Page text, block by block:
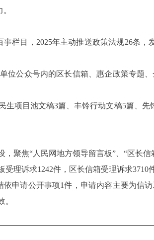
事栏目，2025年主动推送政策法规26条
位公众号内的区长信箱、惠企政策专题
生项目池文稿3篇、丰铃行动文稿5篇、先
， 聚焦“人民网地方领导留言板”、“区长信
受理诉求1242件，区长信箱受理诉求3710
依申请公开事项1件，申请内容主要为信